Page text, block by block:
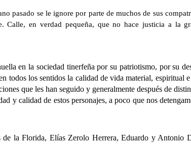
pasado se le ignore por parte de muchos de sus
en verdad pequeña, que no hace justicia a la
la sociedad tinerfeña por su patriotismo, por su
todos los sentidos la calidad de vida material, espiritual
que les han seguido y generalmente después de
y calidad de estos personajes, a poco que nos
Florida, Elías Zerolo Herrera, Eduardo y Antonio